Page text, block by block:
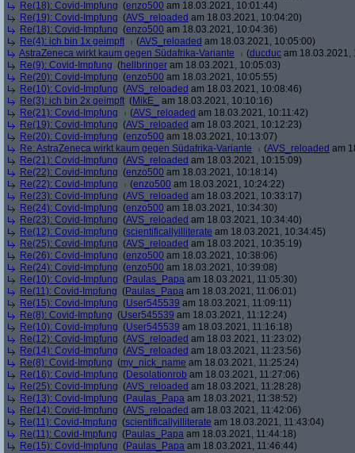
Re(18): Covid-Impfung (enzo500 am 18.03.2021, 10:01:44)
Re(19): Covid-Impfung (AVS_reloaded am 18.03.2021, 10:04:20)
Re(18): Covid-Impfung (enzo500 am 18.03.2021, 10:04:36)
Re(4): ich bin 1x geimpft
(AVS_reloaded am 18.03.2021, 10:05:00)
AstraZeneca wirkt kaum gegen Südafrika-Variante
(ducduc am 18.03.2021,
Re(9): Covid-Impfung (hellbringer am 18.03.2021, 10:05:03)
Re(20): Covid-Impfung (enzo500 am 18.03.2021, 10:05:55)
Re(10): Covid-Impfung (AVS_reloaded am 18.03.2021, 10:08:46)
Re(3): ich bin 2x geimpft (MikE_
am 18.03.2021, 10:10:16)
Re(21): Covid-Impfung
(AVS_reloaded am 18.03.2021, 10:11:42)
Re(19): Covid-Impfung (AVS_reloaded am 18.03.2021, 10:12:23)
Re(20): Covid-Impfung (enzo500 am 18.03.2021, 10:13:07)
Re: AstraZeneca wirkt kaum gegen Südafrika-Variante
(AVS_reloaded am
Re(21): Covid-Impfung (AVS_reloaded am 18.03.2021, 10:15:09)
Re(22): Covid-Impfung (enzo500 am 18.03.2021, 10:18:14)
Re(22): Covid-Impfung
(enzo500 am 18.03.2021, 10:24:22)
Re(23): Covid-Impfung (AVS_reloaded am 18.03.2021, 10:33:17)
Re(24): Covid-Impfung (enzo500 am 18.03.2021, 10:34:30)
Re(23): Covid-Impfung (AVS_reloaded am 18.03.2021, 10:34:40)
Re(12): Covid-Impfung (scientificallyilliterate am 18.03.2021, 10:34:45)
Re(25): Covid-Impfung (AVS_reloaded am 18.03.2021, 10:35:19)
Re(26): Covid-Impfung (enzo500 am 18.03.2021, 10:38:06)
Re(24): Covid-Impfung (enzo500 am 18.03.2021, 10:39:08)
Re(10): Covid-Impfung (Paulas_Papa am 18.03.2021, 11:05:30)
Re(11): Covid-Impfung (Paulas_Papa am 18.03.2021, 11:06:01)
Re(15): Covid-Impfung (User545539 am 18.03.2021, 11:09:11)
Re(8): Covid-Impfung (User545539 am 18.03.2021, 11:12:24)
Re(10): Covid-Impfung (User545539 am 18.03.2021, 11:16:18)
Re(12): Covid-Impfung (AVS_reloaded am 18.03.2021, 11:23:02)
Re(14): Covid-Impfung (AVS_reloaded am 18.03.2021, 11:23:56)
Re(8): Covid-Impfung (my_nick_name am 18.03.2021, 11:25:24)
Re(16): Covid-Impfung (Desolationrob am 18.03.2021, 11:27:06)
Re(25): Covid-Impfung (AVS_reloaded am 18.03.2021, 11:28:28)
Re(13): Covid-Impfung (Paulas_Papa am 18.03.2021, 11:38:52)
Re(14): Covid-Impfung (AVS_reloaded am 18.03.2021, 11:42:06)
Re(11): Covid-Impfung (scientificallyilliterate am 18.03.2021, 11:43:04)
Re(11): Covid-Impfung (Paulas_Papa am 18.03.2021, 11:44:18)
Re(15): Covid-Impfung (Paulas_Papa am 18.03.2021, 11:46:44)